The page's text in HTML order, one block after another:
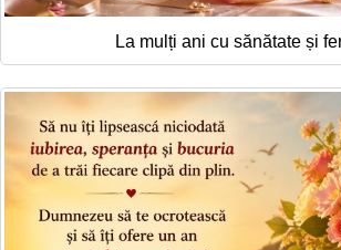
La mulți ani cu sănătate și